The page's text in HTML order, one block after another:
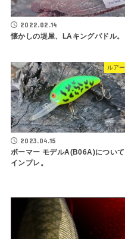
2022.02.14
懐かしの堤屋、LAキングパドル。
ルアー
2023.04.15
ボーマー モデルA(B06A)について
インプレ。